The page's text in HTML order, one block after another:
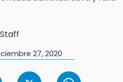
Staff
27, 2020